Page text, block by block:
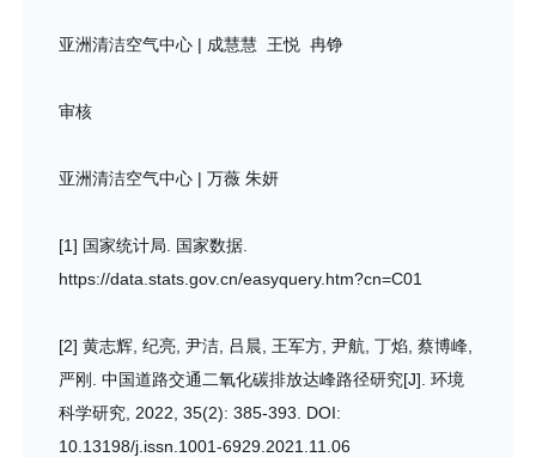
亚洲清洁空气中心 | 成慧慧 王悦 冉铮
审核
亚洲清洁空气中心 | 万薇 朱妍
[1] 国家统计局. 国家数据.
https://data.stats.gov.cn/easyquery.htm?cn=C01
[2] 黄志辉, 纪亮, 尹洁, 吕晨, 王军方, 尹航, 丁焰, 蔡博峰,
严刚. 中国道路交通二氧化碳排放达峰路径研究[J]. 环境
科学研究, 2022, 35(2): 385-393. DOI:
10.13198/j.issn.1001-6929.2021.11.06